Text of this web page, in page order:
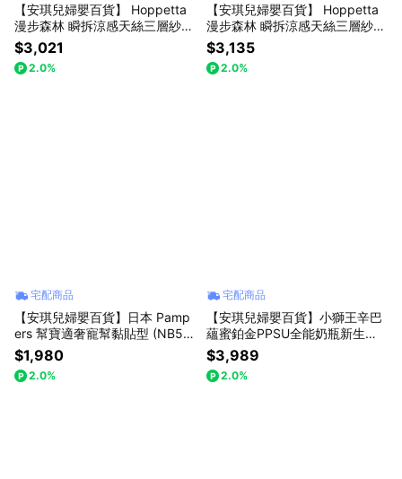
【安琪兒婦嬰百貨】 Hoppetta
漫步森林 瞬拆涼感天絲三層紗防
踢背心(可拆替換透氣排汗網眼
布)-嬰童(0-3歲)
$3,021
2.0%
【安琪兒婦嬰百貨】 Hoppetta
漫步森林 瞬拆涼感天絲三層紗防
踢背心(可拆替換透氣排汗網眼
布)-小童(2-7歲)
$3,135
2.0%
宅配商品
【安琪兒婦嬰百貨】日本 Pamp
ers 幫寶適奢寵幫黏貼型 (NB54
片x3包 箱購)
$1,980
2.0%
宅配商品
【安琪兒婦嬰百貨】小獅王辛巴
蘊蜜鉑金PPSU全能奶瓶新生禮
盒
$3,989
2.0%